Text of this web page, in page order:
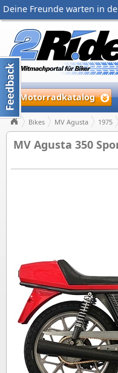
Deine Freunde warten in
Motorradkatalog
Bikes MV Agusta 1975
MV Agusta 350